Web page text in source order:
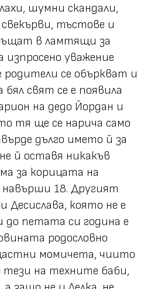
шумни скандали,
тъстове и
в ламтящи за
изпросено уважение
се объркват и
свят се е появила
на дедо Йордан и
тя ще се нарича само
дълго името й за
й оставя никакъв
за корицата на
навърши 18. Другият
Десислава, която не е
до петата си година е
родословно
момичета, чиито
тези на техните баби,